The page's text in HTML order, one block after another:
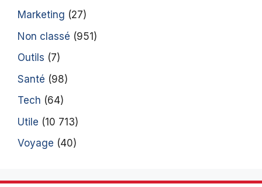
Marketing (27)
Non classé (951)
Outils (7)
Santé (98)
Tech (64)
Utile (10 713)
Voyage (40)